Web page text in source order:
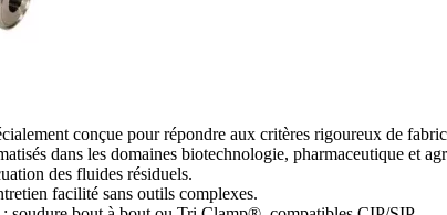
conçue pour répondre aux critères rigoureux de
dans les domaines biotechnologie, pharmaceutique et
des fluides résiduels.
facilité sans outils complexes.